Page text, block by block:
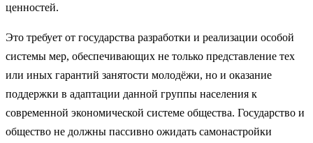
ценностей.
Это требует от государства разработки и реализации особой
системы мер, обеспечивающих не только представление тех
или иных гарантий занятости молодёжи, но и оказание
поддержки в адаптации данной группы населения к
современной экономической системе общества. Государство и
общество не должны пассивно ожидать самонастройки